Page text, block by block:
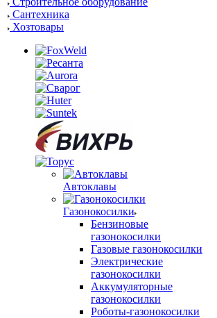
Сантехника
Хозтовары
Автоклавы
Газонокосилки
Бензиновые
газонокосилки
Газовые газонокосилки
Электрические
газонокосилки
Аккумуляторные
газонокосилки
Роботы-газонокосилки